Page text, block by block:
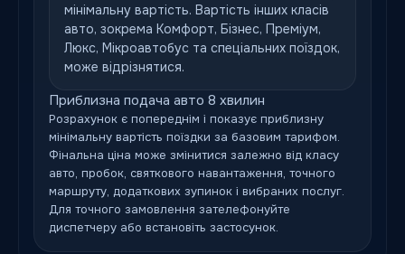
мінімальну вартість. Вартість інших класів
авто, зокрема Комфорт, Бізнес, Преміум,
Люкс, Мікроавтобус та спеціальних поїздок,
може відрізнятися.
Приблизна подача авто 8 хвилин
Розрахунок є попереднім і показує приблизну
мінімальну вартість поїздки за базовим тарифом.
Фінальна ціна може змінитися залежно від класу
авто, пробок, святкового навантаження, точного
маршруту, додаткових зупинок і вибраних послуг.
Для точного замовлення зателефонуйте
диспетчеру або встановіть застосунок.